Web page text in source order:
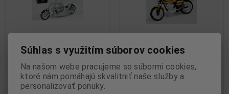
1:12 HOLLISTERS EXCITE
2003 LI - MINICHAMPS -
122024000 - poskodena
1:24 DUCATI 350 MK3 DESMO
340 cc 1974 - IXO - BIXJ003
Súhlas s využitím súborov cookies
Na našom webe pracujeme so súbormi cookies,
ktoré nám pomáhajú skvalitniť naše služby a
personalizovať ponuky.